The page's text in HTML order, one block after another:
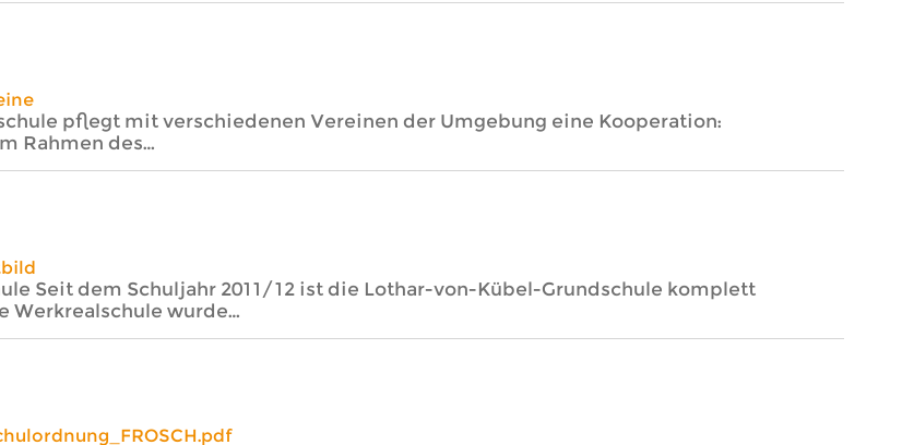
pflegt mit verschiedenen Vereinen der Umgebung eine Kooperation:
Rahmen des…
Seit dem Schuljahr 2011/12 ist die Lothar-von-Kübel-Grundschule komplett
Werkrealschule wurde…